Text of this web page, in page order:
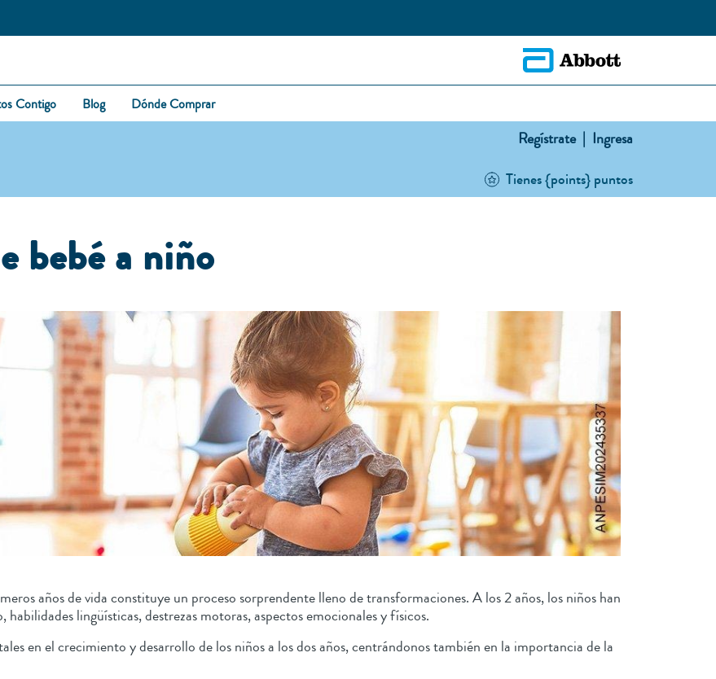
Contigo Blog Dónde Comprar
Regístrate | Ingresa
Tienes {points} puntos
bebé a niño
años de vida constituye un proceso sorprendente lleno de transformaciones. A los 2 años, los niños han
habilidades lingüísticas, destrezas motoras, aspectos emocionales y físicos.
en el crecimiento y desarrollo de los niños a los dos años, centrándonos también en la importancia de la